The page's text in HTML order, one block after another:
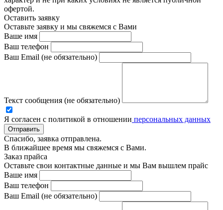
офертой.
Оставить заявку
Оставьте заявку и мы свяжемся с Вами
Ваше имя
Ваш телефон
Ваш Email (не обязательно)
Текст сообщения (не обязательно)
Я согласен с политикой в отношении персональных данных
Отправить
Спасибо, заявка отправлена.
В ближайшее время мы свяжемся с Вами.
Заказ прайса
Оставьте свои контактные данные и мы Вам вышлем прайс
Ваше имя
Ваш телефон
Ваш Email (не обязательно)